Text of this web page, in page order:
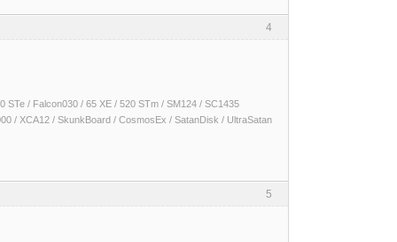
4
STe / Falcon030 / 65 XE / 520 STm / SM124 / SC1435
/ XCA12 / SkunkBoard / CosmosEx / SatanDisk / UltraSatan
5